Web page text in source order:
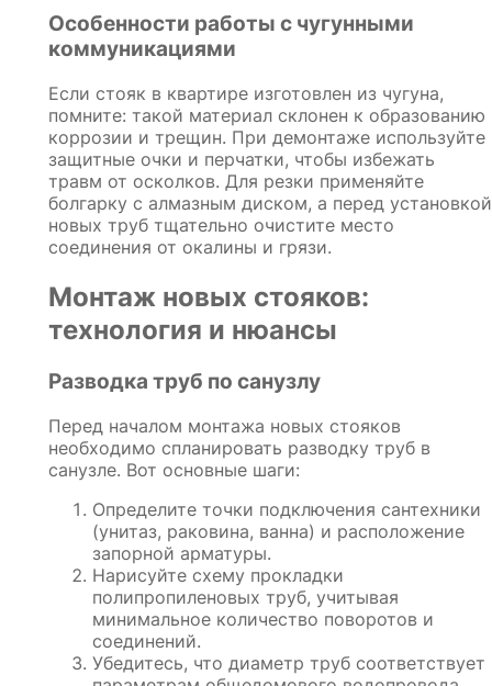
Особенности работы с чугунными
коммуникациями
Если стояк в квартире изготовлен из чугуна,
помните: такой материал склонен к образованию
коррозии и трещин. При демонтаже используйте
защитные очки и перчатки, чтобы избежать
травм от осколков. Для резки применяйте
болгарку с алмазным диском, а перед установкой
новых труб тщательно очистите место
соединения от окалины и грязи.
Монтаж новых стояков:
технология и нюансы
Разводка труб по санузлу
Перед началом монтажа новых стояков
необходимо спланировать разводку труб в
санузле. Вот основные шаги:
Определите точки подключения сантехники
(унитаз, раковина, ванна) и расположение
запорной арматуры.
Нарисуйте схему прокладки
полипропиленовых труб, учитывая
минимальное количество поворотов и
соединений.
Убедитесь, что диаметр труб соответствует